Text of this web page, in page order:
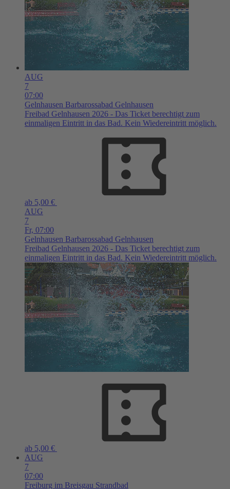
AUG
7
07:00
Gelnhausen Barbarossabad Gelnhausen
Freibad Gelnhausen 2026 - Das Ticket berechtigt zum
einmaligen Eintritt in das Bad. Kein Wiedereintritt möglich.
ab 5,00 €
AUG
7
Fr, 07:00
Gelnhausen Barbarossabad Gelnhausen
Freibad Gelnhausen 2026 - Das Ticket berechtigt zum
einmaligen Eintritt in das Bad. Kein Wiedereintritt möglich.
ab 5,00 €
AUG
7
07:00
Freiburg im Breisgau Strandbad